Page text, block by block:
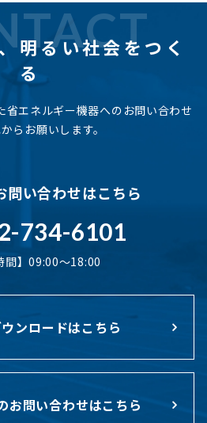
明るい社会をつく
る
省エネルギー機器へのお問い合わせ
らお願いします。
問い合わせはこちら
734-6101
間】09:00〜18:00
ンロードはこちら
お問い合わせはこちら